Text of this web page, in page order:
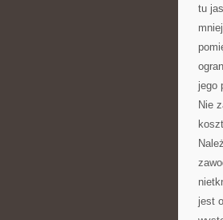
tu
jego
Nie
jest